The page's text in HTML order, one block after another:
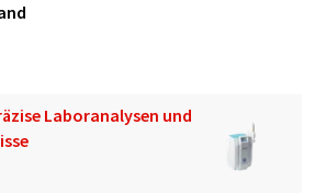
Laboranalysen und